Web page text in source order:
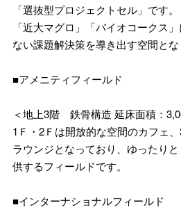
「選抜型プロジェクトセル」です。
「近大マグロ」「バイオコークス
ない課題解決策を導き出す空間とな
■アメニティフィールド
＜地上3階 鉄骨構造 延床面積：
1Ｆ・2Ｆは開放的な空間のカフェ
ラウンジとなっており、ゆったり
供するフィールドです。
■インターナショナルフィールド